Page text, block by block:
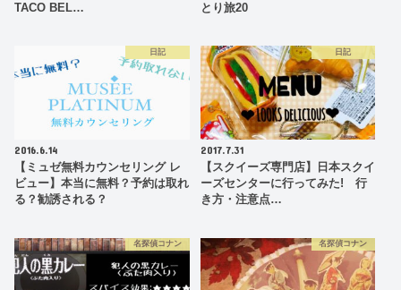
TACO BEL…
とり旅20
日記
2016.6.14
【ミュゼ無料カウンセリング レ
ビュー】本当に無料？予約は取れ
る？勧誘される？
日記
2017.7.31
【スクイーズ専門店】日本スクイ
ーズセンターに行ってみた! 行
き方・注意点…
名探偵コナン 名探偵コナン